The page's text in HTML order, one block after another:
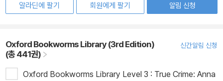
알라딘에 팔기
회원에게 팔기
알림 신청
Oxford Bookworms Library (3rd Edition)
(총 441권)
신간알림 신청
Oxford Bookworms Library Level 3 : True Crime: Anna